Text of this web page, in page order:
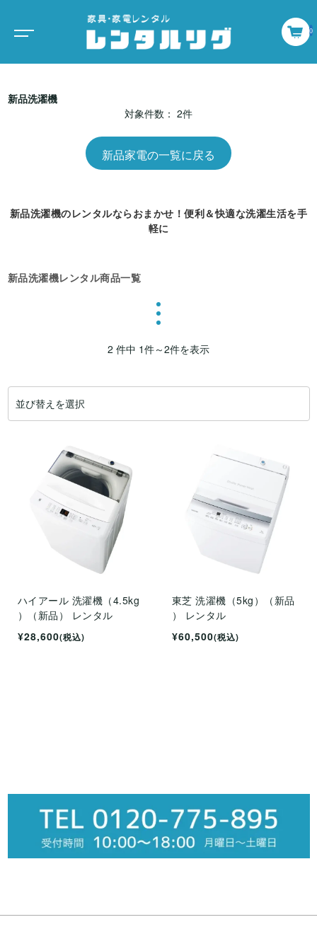
0
新品洗濯機
対象件数： 2件
新品家電の一覧に戻る
新品洗濯機のレンタルならおまかせ！便利＆快適な洗濯生活を手
軽に
新品洗濯機レンタル商品一覧
2 件中 1件～2件を表示
ハイアール 洗濯機（4.5kg
）（新品） レンタル
¥28,600(税込)
東芝 洗濯機（5kg）（新品
） レンタル
¥60,500(税込)